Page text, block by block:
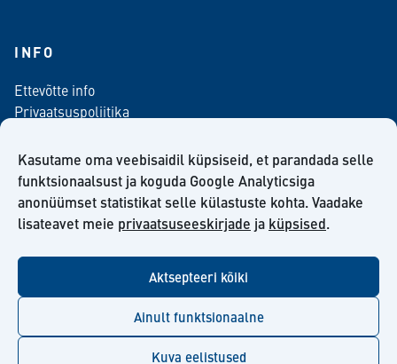
Kasutame oma veebisaidil küpsiseid, et parandada selle
funktsionaalsust ja koguda Google Analyticsiga
anonüümset statistikat selle külastuste kohta. Vaadake
lisateavet meie privaatsuseeskirjade ja küpsised.
Aktsepteeri kõiki
Ainult funktsionaalne
Kuva eelistused
INFO
Ettevõtte info
Privaatsuspoliitika
Meediale
Telli meie uudiskiri
Kiilto Eesti OÜ müügilepingu tingimused
youtube